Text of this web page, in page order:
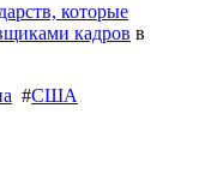
которые
кадров в
#США